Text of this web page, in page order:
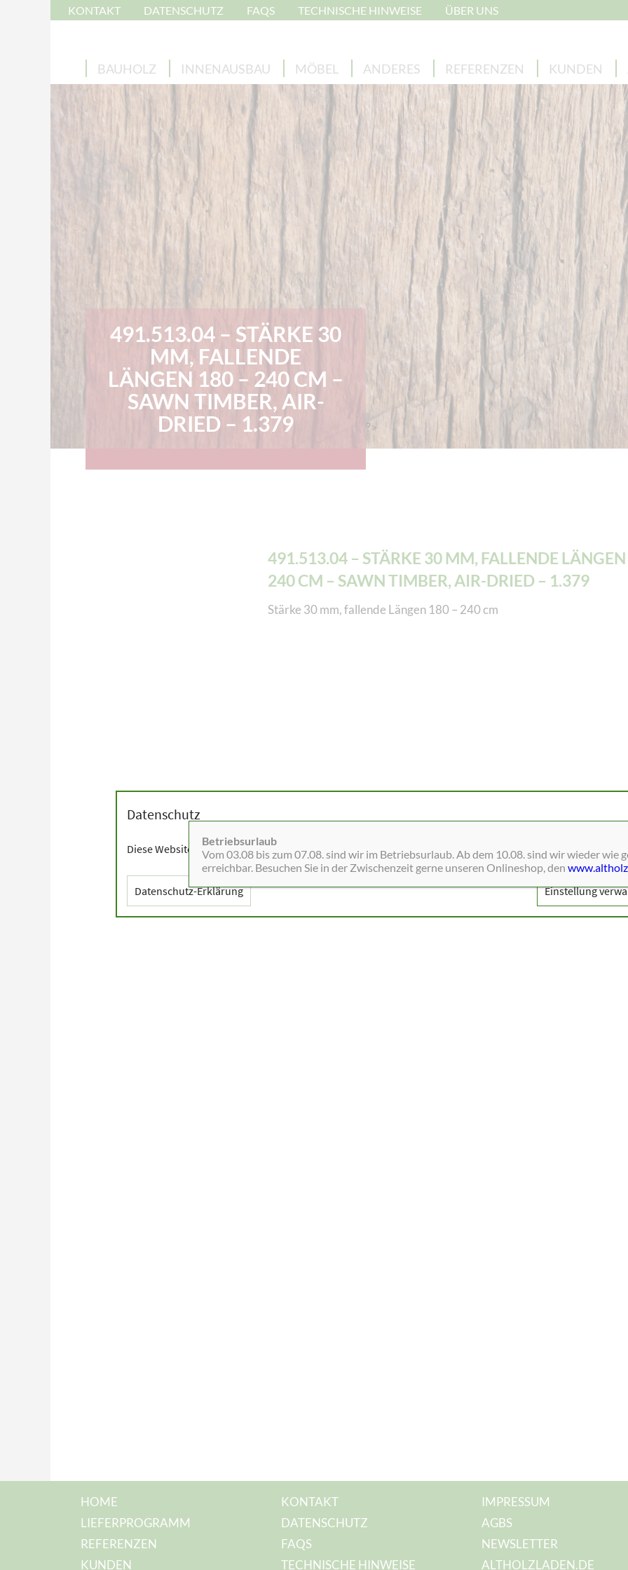
KONTAKT DATENSCHUTZ FAQS TECHNISCHE HINWEISE ÜBER UNS
BAUHOLZ INNENAUSBAU MÖBEL ANDERES REFERENZEN KUNDEN
491.513.04 – STÄRKE 30
MM, FALLENDE
LÄNGEN 180 – 240 CM –
SAWN TIMBER, AIR-
DRIED – 1.379
?>
491.513.04 – STÄRKE 30 MM, FALLENDE
240 CM – SAWN TIMBER, AIR-DRIED – 1.379
Stärke 30 mm, fallende Längen 180 – 240 cm
HOME
LIEFERPROGRAMM
REFERENZEN
KUNDEN
KONTAKT
DATENSCHUTZ
FAQS
TECHNISCHE HINWEISE
IMPRESSUM
AGBS
NEWSLETTER
ALTHOLZLADEN.DE
Betriebsurlaub
Vom 03.08 bis zum 07.08. sind wir im Betriebsurlaub. Ab dem 10.08. sind wir wieder wie
erreichbar. Besuchen Sie in der Zwischenzeit gerne unseren Onlineshop, den
Datenschutz
Diese Website setzt Cookies sowie externe Dienste wie Schriften, Blätterkataloge, Social-Media und
Datenschutz-Erklärung Einstellung